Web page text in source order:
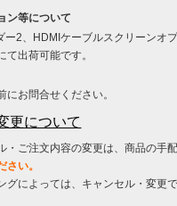
ン等について
ー2、HDMIケーブルスクリーンオ
て出荷可能です。
にお問合せください。
更について
・ご注文内容の変更は、商品の手
さい。
によっては、キャンセル・変更